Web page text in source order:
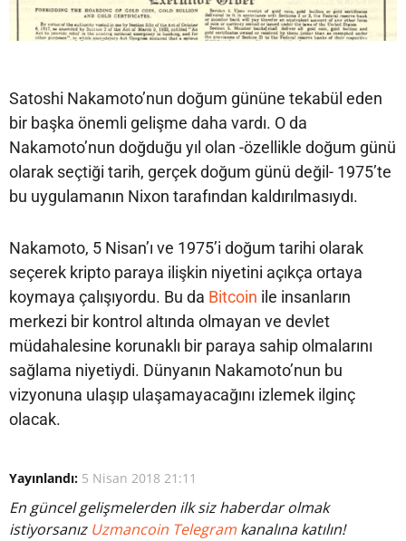
Satoshi Nakamoto’nun doğum gününe tekabül eden
bir başka önemli gelişme daha vardı. O da
Nakamoto’nun doğduğu yıl olan -özellikle doğum günü
olarak seçtiği tarih, gerçek doğum günü değil- 1975’te
bu uygulamanın Nixon tarafından kaldırılmasıydı.
Nakamoto, 5 Nisan’ı ve 1975’i doğum tarihi olarak
seçerek kripto paraya ilişkin niyetini açıkça ortaya
koymaya çalışıyordu. Bu da Bitcoin ile insanların
merkezi bir kontrol altında olmayan ve devlet
müdahalesine korunaklı bir paraya sahip olmalarını
sağlama niyetiydi. Dünyanın Nakamoto’nun bu
vizyonuna ulaşıp ulaşamayacağını izlemek ilginç
olacak.
Yayınlandı: 5 Nisan 2018 21:11
En güncel gelişmelerden ilk siz haberdar olmak
istiyorsanız Uzmancoin Telegram kanalına katılın!